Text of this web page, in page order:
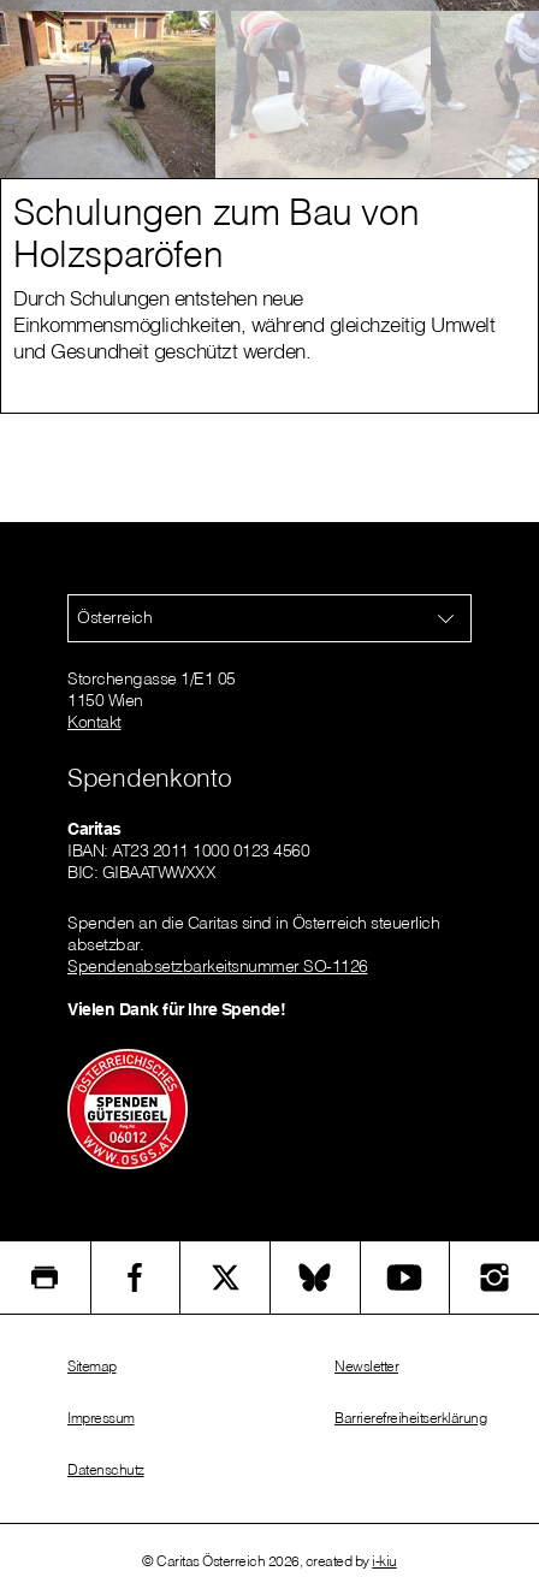
Schulungen zum Bau von
Holzsparöfen
Durch Schulungen entstehen neue
Einkommensmöglichkeiten, während gleichzeitig Umwelt
und Gesundheit geschützt werden.
Österreich
Storchengasse 1/E1 05
1150 Wien
Kontakt
Spendenkonto
Caritas
IBAN: AT23 2011 1000 0123 4560
BIC: GIBAATWWXXX
Spenden an die Caritas sind in Österreich steuerlich
absetzbar.
Spendenabsetzbarkeitsnummer SO-1126
Vielen Dank für Ihre Spende!
© Caritas Österreich 2026, created by i-kiu
Sitemap
Impressum
Datenschutz
Newsletter
Barrierefreiheitserklärung